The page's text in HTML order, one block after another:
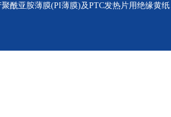
酰亚胺薄膜(PI薄膜)及PTC发热片用绝缘黄